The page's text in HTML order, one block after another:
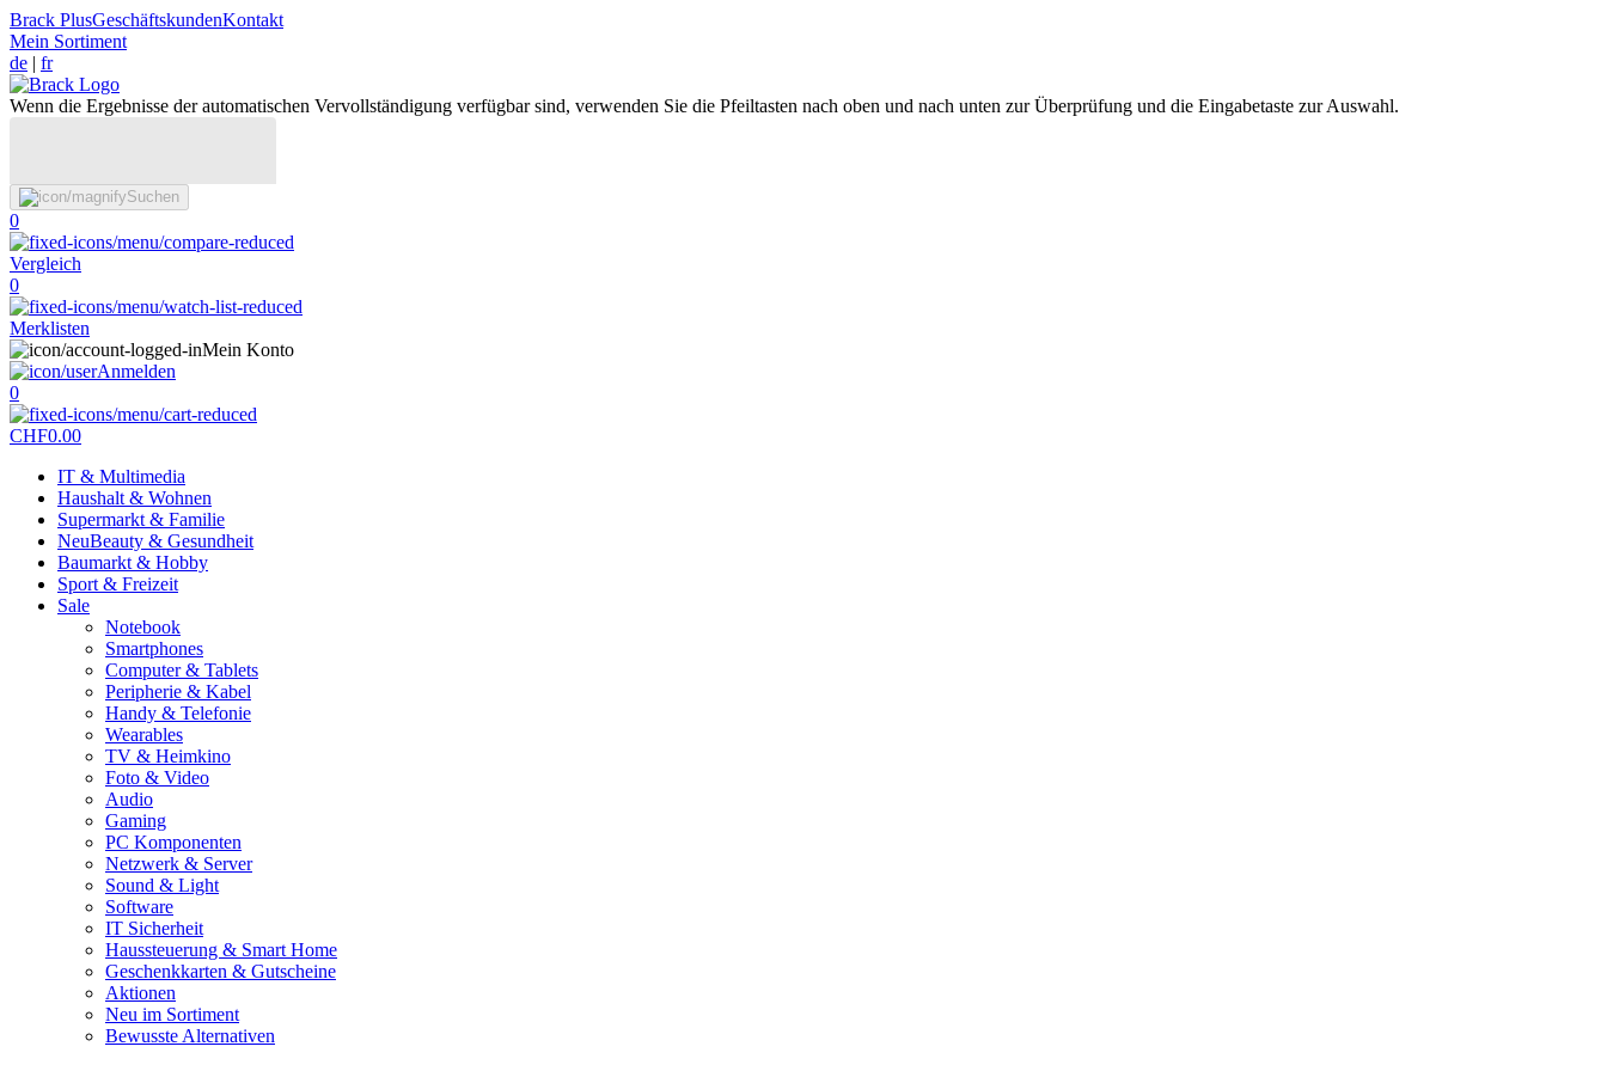
Brack PlusGeschäftskundenKontakt
Mein Sortiment
de | fr
Wenn die Ergebnisse der automatischen Vervollständigung verfügbar sind, verwenden Sie die Pfeiltasten nach oben und nach unten zur Überprüfung und die Eingabetaste zur Auswahl.
Suchen
0
Vergleich
0
Merklisten
Mein Konto
Anmelden
0
CHF0.00
IT & Multimedia
Haushalt & Wohnen
Supermarkt & Familie
NeuBeauty & Gesundheit
Baumarkt & Hobby
Sport & Freizeit
Sale
Notebook
Smartphones
Computer & Tablets
Peripherie & Kabel
Handy & Telefonie
Wearables
TV & Heimkino
Foto & Video
Audio
Gaming
PC Komponenten
Netzwerk & Server
Sound & Light
Software
IT Sicherheit
Haussteuerung & Smart Home
Geschenkkarten & Gutscheine
Aktionen
Neu im Sortiment
Bewusste Alternativen